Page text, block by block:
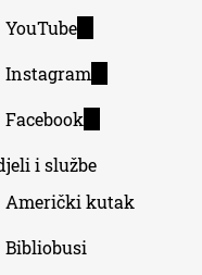
YouTube(link
external)
Instagram(link
external)
Facebook
external)
i službe
Američki kutak
Bibliobusi